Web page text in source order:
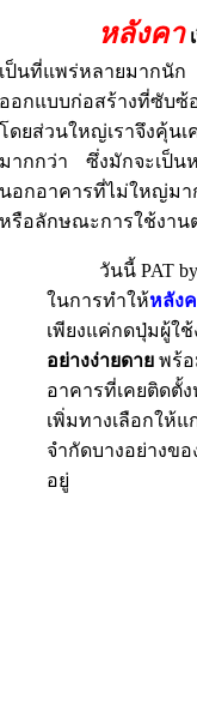
หลังคา
เป็นที่แพร่หลายมากนั
ออกแบบก่อสร้างที่ซับซ้
โดยส่วนใหญ่เราจึงคุ้น
มากกว่า ซึ่งมักจะเป็น
นอกอาคารที่ไม่ใหญ่มา
หรือลักษณะการใช้งาน
วันนี้ PAT by
ในการทำให้หลัง
เพียงแค่กดปุ่มผู้ใช้
อย่างง่ายดาย พร้
อาคารที่เคยติดตั้ง
เพิ่มทางเลือกให้
จำกัดบางอย่างข
อยู่